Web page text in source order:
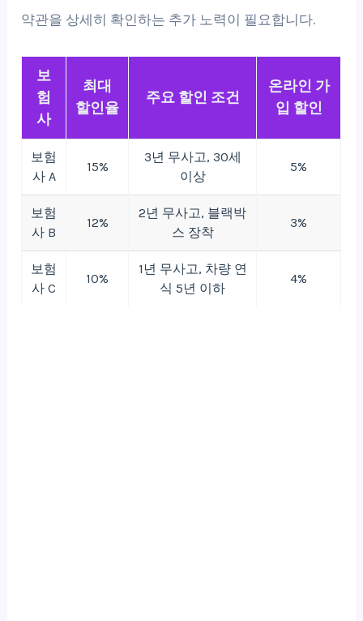
약관을 상세히 확인하는 추가 노력이 필요합니다.
보
험
사
최대
할인율
주요 할인 조건
온라인 가
입 할인
보험
사 A
15%
3년 무사고, 30세
이상
5%
보험
사 B
12%
2년 무사고, 블랙박
스 장착
3%
보험
사 C
10%
1년 무사고, 차량 연
식 5년 이하
4%